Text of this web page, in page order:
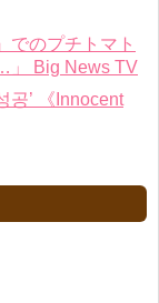
でのプチトマト
」 Big News TV
공’ 《Innocent